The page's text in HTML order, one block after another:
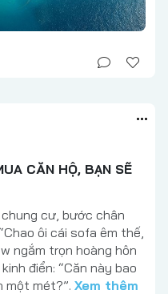
CĂN HỘ, BẠN SẼ
cư, bước chân
ôi cái sofa êm thế,
ngắm trọn hoàng hôn
điển: “Căn này bao
một mét?”. Xem thêm